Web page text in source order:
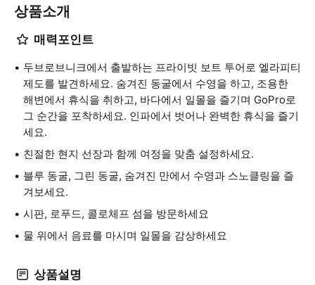
상품소개
매력포인트
두브로브니크에서 출발하는 프라이빗 보트 투어로 엘라피티
제도를 발견하세요. 숨겨진 동굴에서 수영을 하고, 조용한
해변에서 휴식을 취하고, 바다에서 일몰을 즐기며 GoPro로
그 순간을 포착하세요. 인파에서 벗어나 완벽한 휴식을 즐기
세요.
친절한 현지 선장과 함께 여정을 맞춤 설정하세요.
블루 동굴, 그린 동굴, 숨겨진 만에서 수영과 스노클링을 즐
겨보세요.
시판, 로푸드, 콜로체프 섬을 방문하세요
물 위에서 음료를 마시며 일몰을 감상하세요
상품설명